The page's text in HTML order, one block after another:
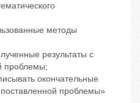
методы
результаты с
проблемы;
окончательные
проблемы»